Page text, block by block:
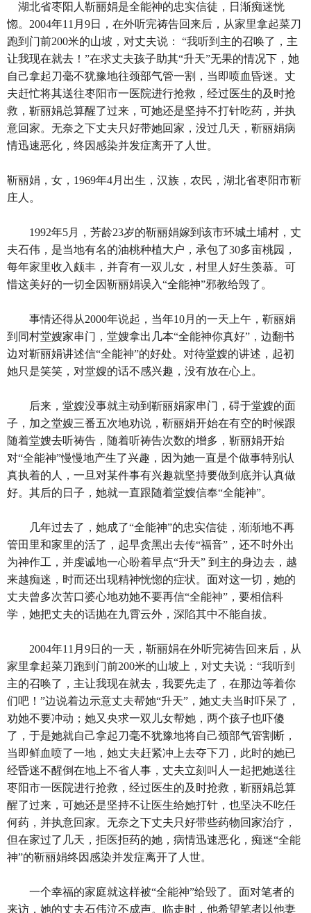
湖北省枣阳人靳丽娟是全能神的忠实信徒，日渐痴迷恍
惚。2004年11月9日，在外听完祷告回来后，从家里拿起菜刀
跑到门前200米的山坡，对丈夫说： “我听到主的召唤了，主
让我现在就去！”在求丈夫孩子助其“升天”无果的情况下，她
自己拿起刀毫不犹豫地往颈部气管一割，当即喷血昏迷。丈
夫赶忙将其送往枣阳市一医院进行抢救，经过医生的及时抢
救，靳丽娟总算醒了过来，可她还是坚持不打针吃药，并执
意回家。无奈之下丈夫只好带她回家，没过几天，靳丽娟病
情迅速恶化，终因感染并发症离开了人世。
靳丽娟，女，1969年4月出生，汉族，农民，湖北省枣阳市靳
庄人。
1992年5月，芳龄23岁的靳丽娟嫁到该市环城土埔村，丈
夫石伟，是当地有名的油桃种植大户，承包了30多亩桃园，
每年家里收入颇丰，并育有一双儿女，村里人好生羡慕。可
惜这美好的一切全因靳丽娟误入“全能神”邪教给毁了。
事情还得从2000年说起，当年10月的一天上午，靳丽娟
到同村堂嫂家串门，堂嫂拿出几本“全能神你真好”，边翻书
边对靳丽娟讲述信“全能神”的好处。对待堂嫂的讲述，起初
她只是笑笑，对堂嫂的话不感兴趣，没有放在心上。
后来，堂嫂没事就主动到靳丽娟家串门，碍于堂嫂的面
子，加之堂嫂三番五次地劝说，靳丽娟开始在有空的时候跟
随着堂嫂去听祷告，随着听祷告次数的增多，靳丽娟开始
对“全能神”慢慢地产生了兴趣，因为她一直是个做事特别认
真执着的人，一旦对某件事有兴趣就坚持要做到底并认真做
好。其后的日子，她就一直跟随着堂嫂信奉“全能神”。
几年过去了，她成了“全能神”的忠实信徒，渐渐地不再
管田里和家里的活了，起早贪黑出去传“福音”，还不时外出
为神作工，并虔诚地一心盼着早点“升天” 到主的身边去，越
来越痴迷，时而还出现精神恍惚的症状。面对这一切，她的
丈夫曾多次苦口婆心地劝她不要再信“全能神”，要相信科
学，她把丈夫的话抛在九霄云外，深陷其中不能自拔。
2004年11月9日的一天，靳丽娟在外听完祷告回来后，从
家里拿起菜刀跑到门前200米的山坡上，对丈夫说：“我听到
主的召唤了，主让我现在就去，我要先走了，在那边等着你
们吧！”边说着边示意丈夫帮她“升天”，她丈夫当时吓呆了，
劝她不要冲动；她又央求一双儿女帮她，两个孩子也吓傻
了，于是她就自己拿起刀毫不犹豫地将自己颈部气管割断，
当即鲜血喷了一地，她丈夫赶紧冲上去夺下刀，此时的她已
经昏迷不醒倒在地上不省人事，丈夫立刻叫人一起把她送往
枣阳市一医院进行抢救，经过医生的及时抢救，靳丽娟总算
醒了过来，可她还是坚持不让医生给她打针，也坚决不吃任
何药，并执意回家。无奈之下丈夫只好带些药物回家治疗，
但在家过了几天，拒医拒药的她，病情迅速恶化，痴迷“全能
神”的靳丽娟终因感染并发症离开了人世。
一个幸福的家庭就这样被“全能神”给毁了。面对笔者的
来访，她的丈夫石伟泣不成声。临走时，他希望笔者以他妻